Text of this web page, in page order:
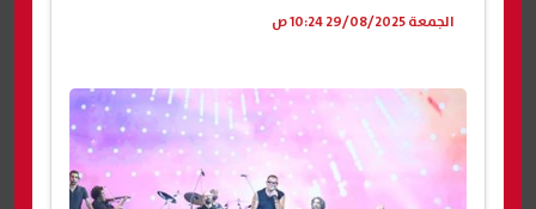
الجمعة 29/08/2025 10:24 ص